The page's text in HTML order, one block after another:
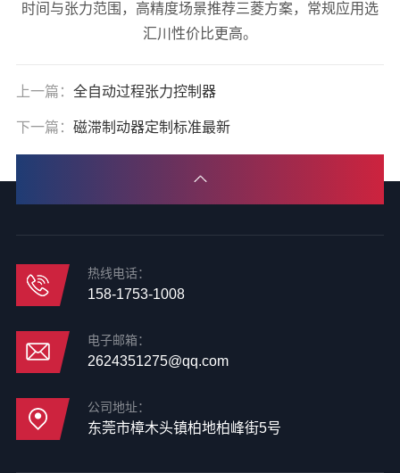
时间与张力范围，高精度场景推荐三菱方案，常规应用选
汇川性价比更高。
上一篇： 全自动过程张力控制器
下一篇： 磁滞制动器定制标准最新
热线电话：
158-1753-1008
电子邮箱：
2624351275@qq.com
公司地址：
东莞市樟木头镇柏地柏峰街5号